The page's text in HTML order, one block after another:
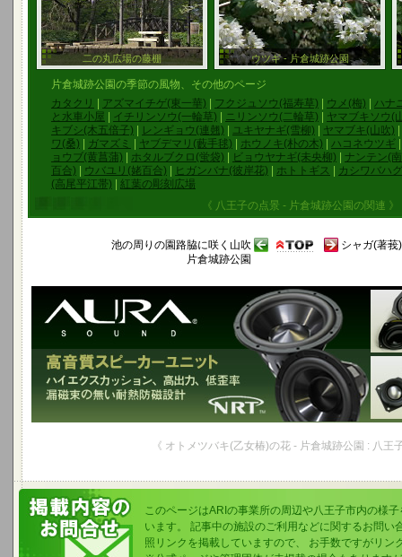
二の丸広場の藤棚 ウツギ - 片倉城跡公園
片倉城跡公園の季節の風物、その他のページ
カタクリ
アズマイチゲ(東一華) フクジュソウ(福寿草) ウメ(梅)
ハナ
と水車小屋
イチリンソウ(一輪草) ニリンソウ(二輪草)
ヤマブキソウ(
キブシ(木五倍子)
レンギョウ(連翹) ユキヤナギ(雪柳) ヤマブキ(山吹)
ワ(桑)
ガマズミ ヤブデマリ(藪手毬) ホウノキ(朴の木) ハコネウツギ
ョウブ(黄菖蒲)
ホタルブクロ(蛍袋) ビョウヤナギ(未央柳)
ナンテン(
百合)
ウバユリ(姥百合) ヒガンバナ(彼岸花) ホトトギス
カシワバハ
(高尾平江帯)
紅葉の彫刻広場
《 八王子の点景 - 片倉城跡公園の関連 》
池の周りの園路脇に咲く山吹
片倉城跡公園
シャガ(著莪
《 オトメツバキ(乙女椿)の花 - 片倉城跡公園 : 八王
このページはARIの事業所の周辺や八王子市内の様
います。 記事中の施設のご利用などに関するお問い
照リンクを掲載していますので、 お手数ですがリン